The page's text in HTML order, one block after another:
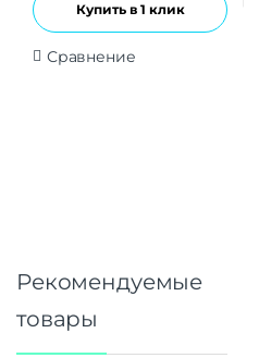
Купить в 1 клик
Сравнение
Рекомендуемые
товары